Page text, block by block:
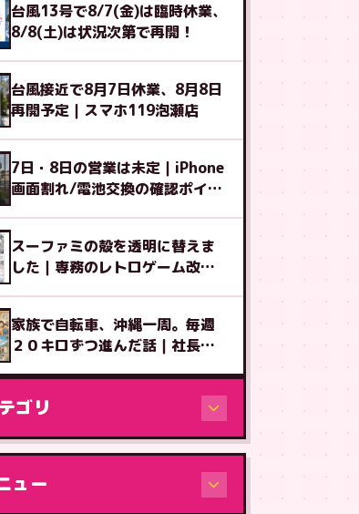
台風13号で8/7(金)は臨時休業、
8/8(土)は状況次第で再開！
台風接近で8月7日休業、8月8日
再開予定｜スマホ119泡瀬店
7日・8日の営業は未定｜iPhone
画面割れ/電池交換の確認ポイン
スーファミの殻を透明に替えま
した｜専務のレトロゲーム改造
家族で自転車、沖縄一周。毎週
２０キロずつ進んだ話｜社長ブ
ゴリ
種から）
ュー